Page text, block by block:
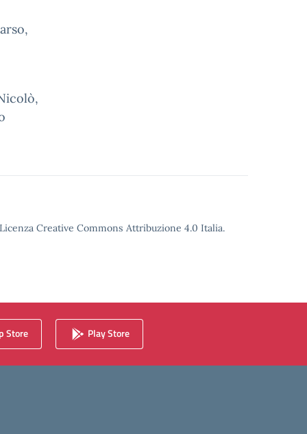
Creative Commons Attribuzione 4.0 Italia.
Store Play Store